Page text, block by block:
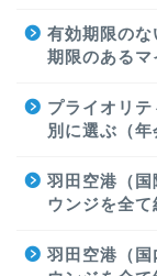
有効期限の
期限のあるマ
プライオリ
別に選ぶ（年
羽田空港（国
ウンジを全て
羽田空港（国